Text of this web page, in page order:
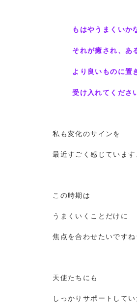
もはやうまくいか
それが癒され、あ
より良いものに置
受け入れてくださ
私も変化のサインを
最近すごく感じています
この時期は
うまくいくことだけに
焦点を合わせたいです
天使たちにも
しっかりサポートして